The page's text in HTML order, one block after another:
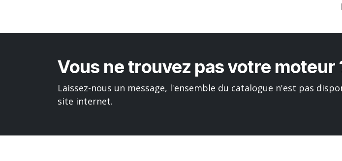
Vous ne trouvez pas votre moteur
Laissez-nous un message, l'ensemble du catalogue n'est pas
site internet.